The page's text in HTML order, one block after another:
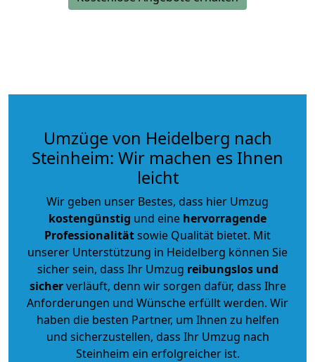
Umzüge von Heidelberg nach
Steinheim: Wir machen es Ihnen
leicht
Wir geben unser Bestes, dass hier Umzug
kostengünstig und eine hervorragende
Professionalitätsowie Qualität bietet. Mit
unserer Unterstützung in Heidelberg können Sie
sicher sein, dass Ihr Umzug reibungslos und
sicherverläuft, denn wir sorgen dafür, dass Ihre
Anforderungen und Wünsche erfüllt werden. Wir
haben die besten Partner, um Ihnen zu helfen
und sicherzustellen, dass Ihr Umzug nach
Steinheim ein erfolgreicher ist.